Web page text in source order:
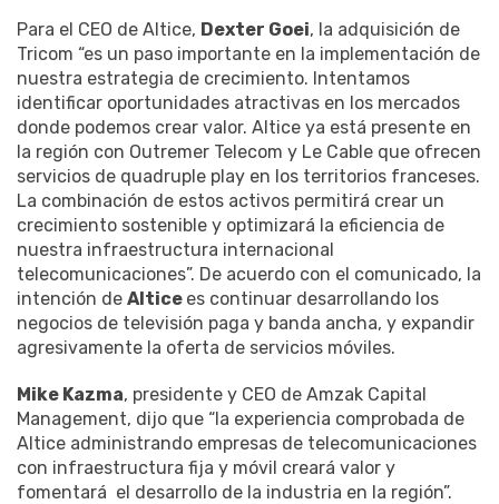
Para el CEO de Altice, Dexter Goei, la adquisición de
Tricom “es un paso importante en la implementación de
nuestra estrategia de crecimiento. Intentamos
identificar oportunidades atractivas en los mercados
donde podemos crear valor. Altice ya está presente en
la región con Outremer Telecom y Le Cable que ofrecen
servicios de quadruple play en los territorios franceses.
La combinación de estos activos permitirá crear un
crecimiento sostenible y optimizará la eficiencia de
nuestra infraestructura internacional
telecomunicaciones”. De acuerdo con el comunicado, la
intención de Altice es continuar desarrollando los
negocios de televisión paga y banda ancha, y expandir
agresivamente la oferta de servicios móviles.
Mike Kazma, presidente y CEO de Amzak Capital
Management, dijo que “la experiencia comprobada de
Altice administrando empresas de telecomunicaciones
con infraestructura fija y móvil creará valor y
fomentará el desarrollo de la industria en la región”.